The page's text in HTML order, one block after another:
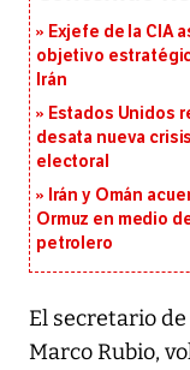
Exjefe de la CIA
objetivo
Irán
Estados Unidos
desata nueva
electoral
Irán y Omán
Ormuz en medio
petrolero
El secretario
Marco Rubio,